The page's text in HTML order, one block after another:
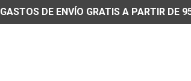
GASTOS DE ENVÍO GRATIS A PARTIR DE